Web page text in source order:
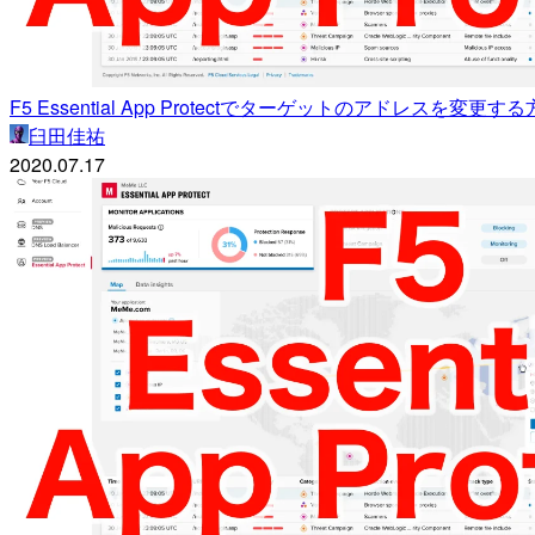
F5 Essential App Protectでターゲットのアドレスを変更する
臼田佳祐
2020.07.17